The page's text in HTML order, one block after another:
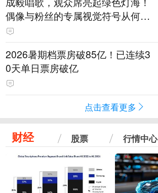
偶像与粉丝的专属视觉符号从何而
来
2026暑期档票房破85亿！已连续3
0天单日票房破亿
点击查看更多
财经 股票 行情中心